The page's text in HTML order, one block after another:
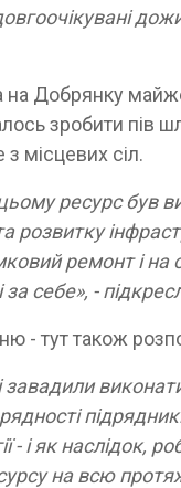
на Добрянку
зробити пів
місцевих сіл.
ресурс був
розвитку
ремонт і на
за себе», -
- тут також
завадили
- і як наслідок,
на всю